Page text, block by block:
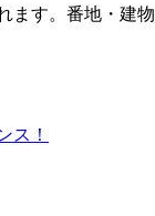
ます。番地・建物
ス！